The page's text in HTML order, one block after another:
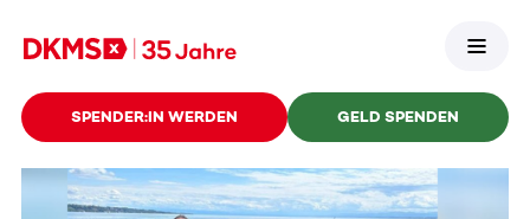
SPENDER:IN WERDEN GELD SPENDEN